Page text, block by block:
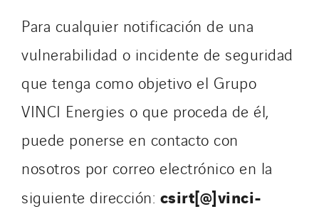
Para cualquier notificación de una
vulnerabilidad o incidente de seguridad
que tenga como objetivo el Grupo
VINCI Energies o que proceda de él,
puede ponerse en contacto con
nosotros por correo electrónico en la
siguiente dirección: csirt[@]vinci-
Getelec Martinique
Gétéo
Greenaffair
GT Iris
GT Morbihan
GT Vendée
GT-Cornouaille
GTIE Air & Défense
GTIE Armorique